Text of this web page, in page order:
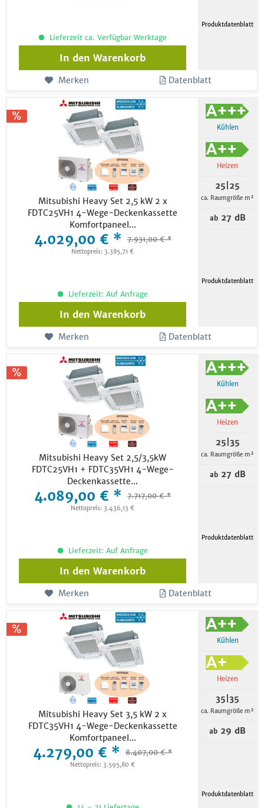
Produktdatenblatt
Lieferzeit ca. Verfügbar Werktage
In den Warenkorb
Merken Datenblatt
Mitsubishi Heavy Set 2,5 kW 2 x
FDTC25VH1 4-Wege-Deckenkassette
Komfortpaneel...
4.029,00 € * 7.931,00 € *
Nettopreis: 3.385,71 €
Kühlen
Heizen
25|25
ca. Raumgröße m²
ab27 dB
Produktdatenblatt
Lieferzeit: Auf Anfrage
In den Warenkorb
Merken Datenblatt
Mitsubishi Heavy Set 2,5/3,5kW
FDTC25VH1 + FDTC35VH1 4-Wege-
Deckenkassette...
4.089,00 € * 7.717,00 € *
Nettopreis: 3.436,13 €
Kühlen
Heizen
25|35
ca. Raumgröße m²
ab27 dB
Produktdatenblatt
Lieferzeit: Auf Anfrage
In den Warenkorb
Merken Datenblatt
Mitsubishi Heavy Set 3,5 kW 2 x
FDTC35VH1 4-Wege-Deckenkassette
Komfortpaneel...
4.279,00 € * 8.407,00 € *
Nettopreis: 3.595,80 €
Kühlen
Heizen
35|35
ca. Raumgröße m²
ab 29 dB
Produktdatenblatt